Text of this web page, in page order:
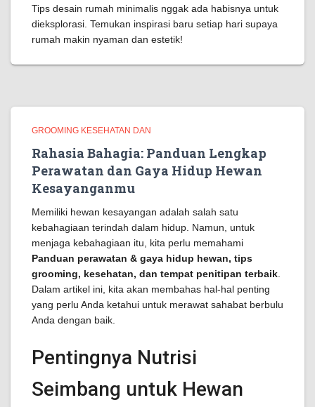
Tips desain rumah minimalis nggak ada habisnya untuk
dieksplorasi. Temukan inspirasi baru setiap hari supaya
rumah makin nyaman dan estetik!
GROOMING KESEHATAN DAN
Rahasia Bahagia: Panduan Lengkap
Perawatan dan Gaya Hidup Hewan
Kesayanganmu
Memiliki hewan kesayangan adalah salah satu
kebahagiaan terindah dalam hidup. Namun, untuk
menjaga kebahagiaan itu, kita perlu memahami
Panduan perawatan & gaya hidup hewan, tips
grooming, kesehatan, dan tempat penitipan terbaik
Dalam artikel ini, kita akan membahas hal-hal penting
yang perlu Anda ketahui untuk merawat sahabat berbulu
Anda dengan baik.
Pentingnya Nutrisi
Seimbang untuk Hewan